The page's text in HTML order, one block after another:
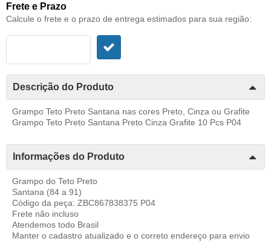
Frete e Prazo
Calcule o frete e o prazo de entrega estimados para sua região:
Descrição do Produto
Grampo Teto Preto Santana nas cores Preto, Cinza ou Grafite
Grampo Teto Preto Santana Preto Cinza Grafite 10 Pcs P04
Informações do Produto
Grampo do Teto Preto
Santana (84 a 91)
Código da peça: ZBC867838375 P04
Frete não incluso
Atendemos todo Brasil
Manter o cadastro atualizado e o correto endereço para envio